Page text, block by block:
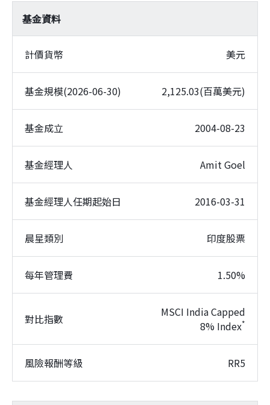
基金資料
計價貨幣 美元
基金規模(2026-06-30) 2,125.03(百萬美元)
基金成立 2004-08-23
基金經理人 Amit Goel
基金經理人任期起始日 2016-03-31
晨星類別 印度股票
每年管理費 1.50%
對比指數
MSCI India Capped
8% Index*
風險報酬等級 RR5